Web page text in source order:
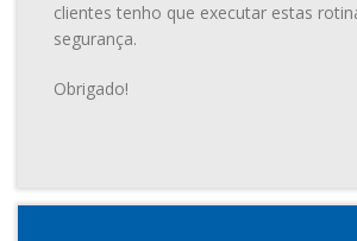
clientes tenho que executar estas
segurança.
Obrigado!